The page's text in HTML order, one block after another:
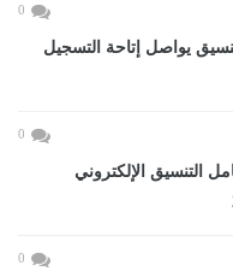
0
2026.. موقع التنسيق يواصل إتاحة التسجيل
0
التنسيق الإلكتروني
0